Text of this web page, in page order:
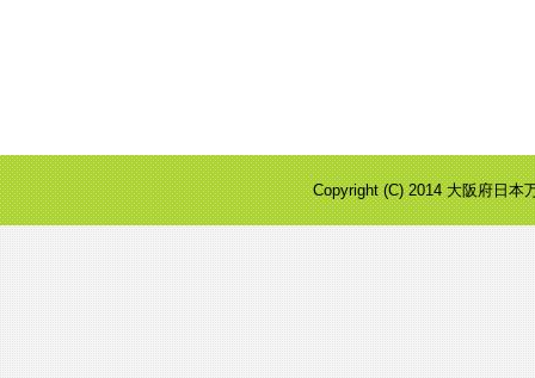
Copyright (C) 2014 大阪府日本